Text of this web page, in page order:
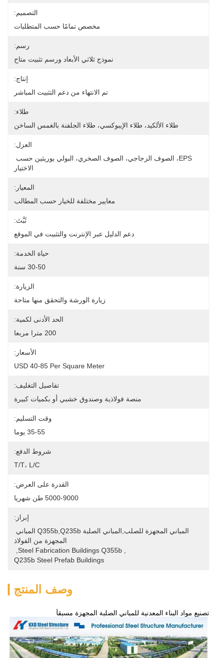
التصميم:
مخصص تمامًا حسب المتطلبات
رسم:
نموذج ثلاثي الأبعاد ورسم تثبيت متاح
إنتاج:
تم الانتهاء من دعم التثبيت المباشر
طلاء:
طلاء الألكيد، طلاء الإيبوكسي، طلاء الجلفنة بالغمس الساخن
العزل:
الاختيار
المعيار:
معايير مختلفة للخيار حسب المطالب
ثَبَّتَ:
دعم الدليل عبر الإنترنت والتثبيت في الموقع
حياة الخدمة:
30-50 سنة
الزيارة:
زيارة الورشة والتحقق منها متاحة
الحد الأدنى لكمية:
200 مترا مربعا
الأسعار:
USD 40-85 Per Square Meter
تفاصيل التغليف:
منصة فولاذية وصندوق خشبي أو بكميات كبيرة
وقت التسليم:
35-55 يوما
شروط الدفع:
T/T، L/C
القدرة على العرض:
5000-9000 طن شهريا
إبراز:
المجهزة من الفولاذ
Steel Fabrication Buildings Q355b
Q235b Steel Prefab Buildings
وصف المنتج
تصنيع مواد البناء المعدنية للمباني الصلبة المجهزة مسبقاً